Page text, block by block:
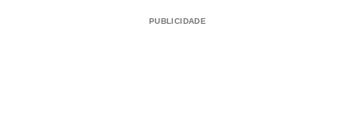
PUBLICIDADE